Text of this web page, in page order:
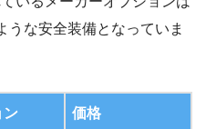
うな安全装備となっていま
ン 価格